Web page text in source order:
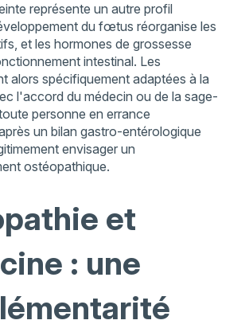
représente un autre profil
du fœtus réorganise les
et les hormones de grossesse
intestinal. Les
alors spécifiquement adaptées à la
l'accord du médecin ou de la sage-
personne en errance
un bilan gastro-entérologique
envisager un
ostéopathique.
et
: une